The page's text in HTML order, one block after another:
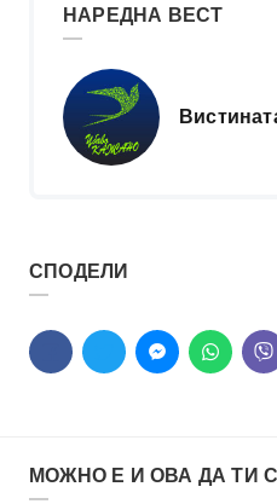
НАРЕДНА ВЕСТ
СПОДЕЛИ
МОЖНО Е И ОВА ДА ТИ